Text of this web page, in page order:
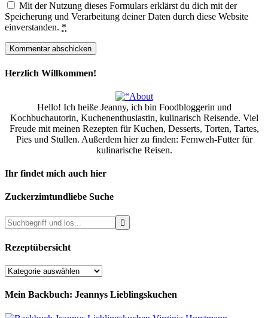
Mit der Nutzung dieses Formulars erklärst du dich mit der
Speicherung und Verarbeitung deiner Daten durch diese Website
einverstanden. *
Herzlich Willkommen!
Hello! Ich heiße Jeanny, ich bin Foodbloggerin und
Kochbuchautorin, Kuchenenthusiastin, kulinarisch Reisende. Viel
Freude mit meinen Rezepten für Kuchen, Desserts, Torten, Tartes,
Pies und Stullen. Außerdem hier zu finden: Fernweh-Futter für
kulinarische Reisen.
Ihr findet mich auch hier
Zuckerzimtundliebe Suche
Rezeptübersicht
Rezeptübersicht
Mein Backbuch: Jeannys Lieblingskuchen